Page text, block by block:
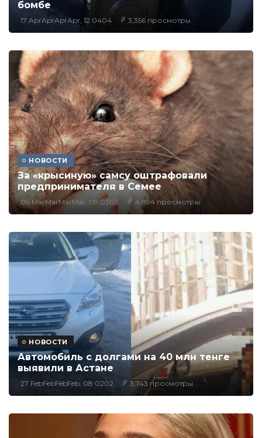
бомбе
17 AprAprAprApr, 12:0404 3,356 просмотры
НОВОСТИ
За «крысиную» самсу оштрафовали
предпринимателя в Семее
06 MarMarMarMar, 09:0303 4,894 просмотры
НОВОСТИ
Автомобиль с долгами на 40 млн тенге
выявили в Астане
27 FebFebFebFeb, 08:0202 3,743 просмотры